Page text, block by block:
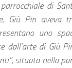
di
Giù Pin aveva
uno
dall’arte di Giù
situato nella